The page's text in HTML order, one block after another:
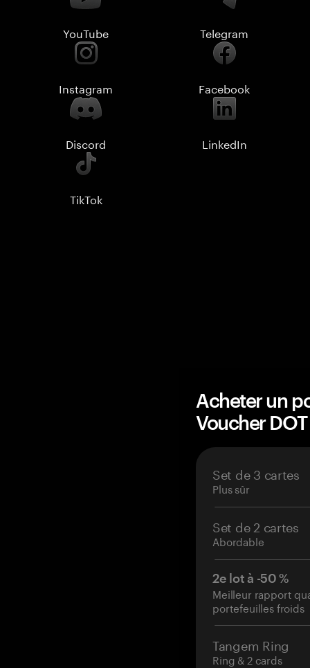
YouTube Telegram
Instagram Facebook
Discord LinkedIn
TikTok
Acheter un
Voucher
Set de 3 cartes
Plus sûr
Set de 2 cartes
Abordable
2e lot à -50 %
Meilleur rapport
portefeuilles froids
Tangem Ring
Ring & 2 cards